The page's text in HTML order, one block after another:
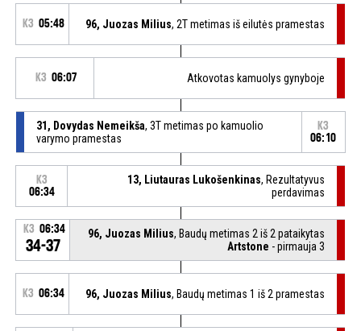
K3 05:48 96, Juozas Milius, 2T metimas iš eilutės pramestas
K3 06:07 Atkovotas kamuolys gynyboje
31, Dovydas Nemeikša, 3T metimas po kamuolio
varymo pramestas
K3
06:10
K3
06:34
13, Liutauras Lukošenkinas, Rezultatyvus
perdavimas
K3 06:34
34-37
96, Juozas Milius, Baudų metimas 2 iš 2 pataikytas
Artstone - pirmauja 3
K3 06:34 96, Juozas Milius, Baudų metimas 1 iš 2 pramestas